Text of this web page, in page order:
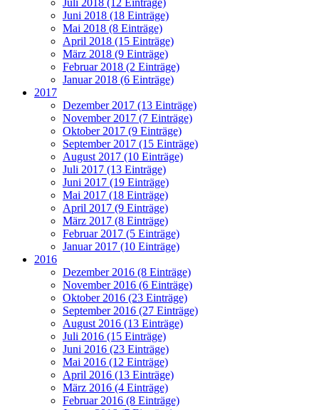
Juni 2018 (18 Einträge)
Mai 2018 (8 Einträge)
April 2018 (15 Einträge)
März 2018 (9 Einträge)
Februar 2018 (2 Einträge)
Januar 2018 (6 Einträge)
2017
Dezember 2017 (13 Einträge)
November 2017 (7 Einträge)
Oktober 2017 (9 Einträge)
September 2017 (15 Einträge)
August 2017 (10 Einträge)
Juli 2017 (13 Einträge)
Juni 2017 (19 Einträge)
Mai 2017 (18 Einträge)
April 2017 (9 Einträge)
März 2017 (8 Einträge)
Februar 2017 (5 Einträge)
Januar 2017 (10 Einträge)
2016
Dezember 2016 (8 Einträge)
November 2016 (6 Einträge)
Oktober 2016 (23 Einträge)
September 2016 (27 Einträge)
August 2016 (13 Einträge)
Juli 2016 (15 Einträge)
Juni 2016 (23 Einträge)
Mai 2016 (12 Einträge)
April 2016 (13 Einträge)
März 2016 (4 Einträge)
Februar 2016 (8 Einträge)